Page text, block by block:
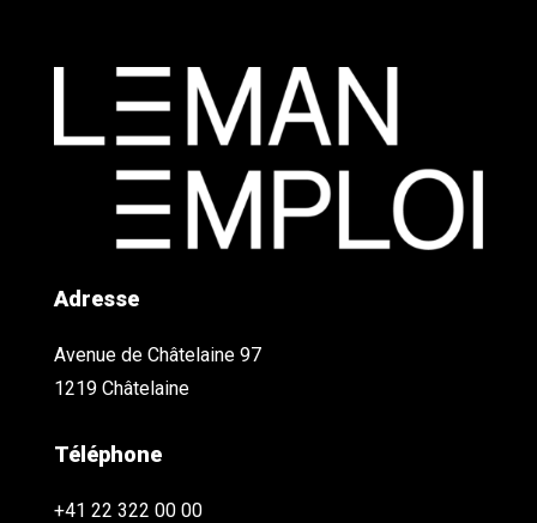
Adresse
Avenue de Châtelaine 97
1219 Châtelaine
Téléphone
+41 22 322 00 00